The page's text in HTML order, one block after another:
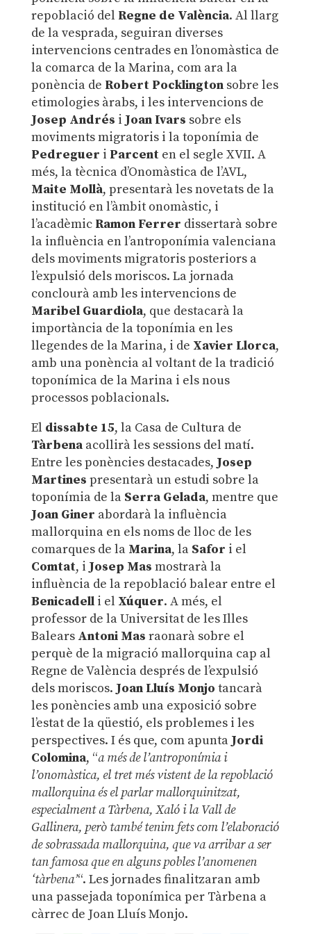
repoblació del Regne de València. Al llarg
de la vesprada, seguiran diverses
intervencions centrades en l’onomàstica de
la comarca de la Marina, com ara la
ponència de Robert Pocklingtonsobre les
etimologies àrabs, i les intervencions de
Josep Andrés i Joan Ivars sobre els
moviments migratoris i la toponímia de
Pedreguer i Parcenten el segle XVII. A
més, la tècnica d’Onomàstica de l’AVL,
Maite Mollà, presentarà les novetats de la
institució en l’àmbit onomàstic, i
l’acadèmic Ramon Ferrer dissertarà sobre
la influència en l’antroponímia valenciana
dels moviments migratoris posteriors a
l’expulsió dels moriscos. La jornada
conclourà amb les intervencions de
Maribel Guardiola, que destacarà la
importància de la toponímia en les
llegendes de la Marina, i de Xavier Llorca,
amb una ponència al voltant de la tradició
toponímica de la Marina i els nous
processos poblacionals.
El dissabte 15, la Casa de Cultura de
Tàrbenaacollirà les sessions del matí.
Entre les ponències destacades, Josep
Martines presentarà un estudi sobre la
toponímia de laSerra Gelada, mentre que
Joan Giner abordarà la influència
mallorquina en els noms de lloc de les
comarques de la Marina, la Safor i el
Comtat, i Josep Mas mostrarà la
influència de la repoblació balear entre el
Benicadelli el Xúquer. A més, el
professor de la Universitat de les Illes
BalearsAntoni Mas raonarà sobre el
perquè de la migració mallorquina cap al
Regne de València després de l’expulsió
dels moriscos. Joan Lluís Monjo tancarà
les ponències amb una exposició sobre
l’estat de la qüestió, els problemes i les
perspectives. I és que, com apunta Jordi
Colomina, “a més de l’antroponímia i
l’onomàstica, el tret més vistent de la repoblació
mallorquina és el parlar mallorquinitzat,
especialment a Tàrbena, Xaló i la Vall de
Gallinera, però també tenim fets com l’elaboració
de sobrassada mallorquina, que va arribar a ser
tan famosa que en alguns pobles l’anomenen
‘tàrbena’“. Les jornades finalitzaran amb
una passejada toponímica per Tàrbena a
càrrec de Joan Lluís Monjo.